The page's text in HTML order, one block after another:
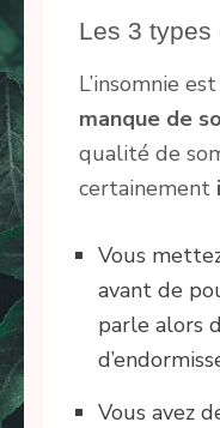
Les 3 types
L’insomnie
manque de
qualité de
certainement
Vous
avant de
parle alors
Vous avez